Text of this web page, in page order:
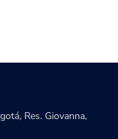
Res. Giovanna,